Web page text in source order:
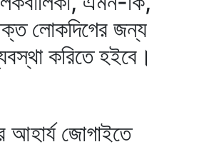
লোকদিগের জন্য
করিতে হইবে।
আহার্য জোগাইতে